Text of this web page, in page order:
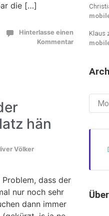
die […]
Hinterlasse einen
Kommentar
hän
Völker
dass der
nur noch sehr
dann immer
Klaus